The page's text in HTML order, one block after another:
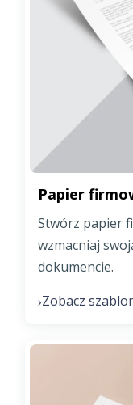
Papier
Stwórz papier
wzmacniaj
dokumencie.
›Zobacz